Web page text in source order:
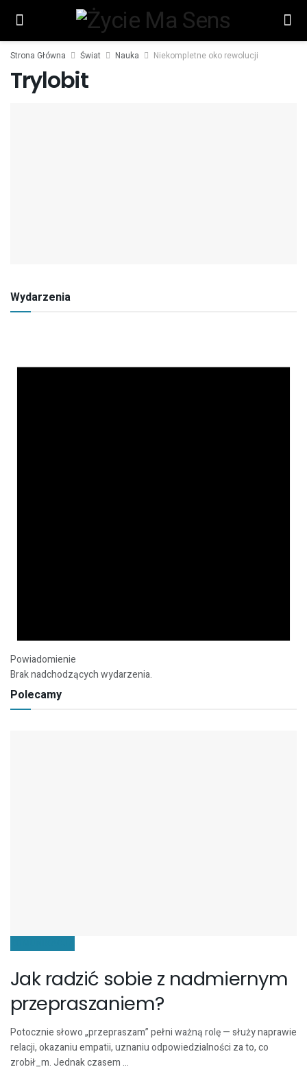
Strona Główna Świat Nauka Niekompletne oko rewolucji
Trylobit
Wydarzenia
Powiadomienie
Brak nadchodzących wydarzenia.
Polecamy
Jak radzić sobie z nadmiernym
przepraszaniem?
Potocznie słowo „przepraszam” pełni ważną rolę — służy naprawie
relacji, okazaniu empatii, uznaniu odpowiedzialności za to, co
zrobił_m. Jednak czasem ...